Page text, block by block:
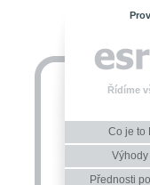
Řídíme
Co je to
Přednosti